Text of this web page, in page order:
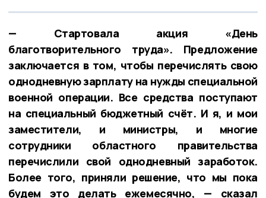
— Стартовала акция «День
благотворительного труда». Предложение
заключается в том, чтобы перечислять свою
однодневную зарплату на нужды специальной
военной операции. Все средства поступают
на специальный бюджетный счёт. И я, и мои
заместители, и министры, и многие
сотрудники областного правительства
перечислили свой однодневный заработок.
Более того, приняли решение, что мы пока
будем это делать ежемесячно, — сказал